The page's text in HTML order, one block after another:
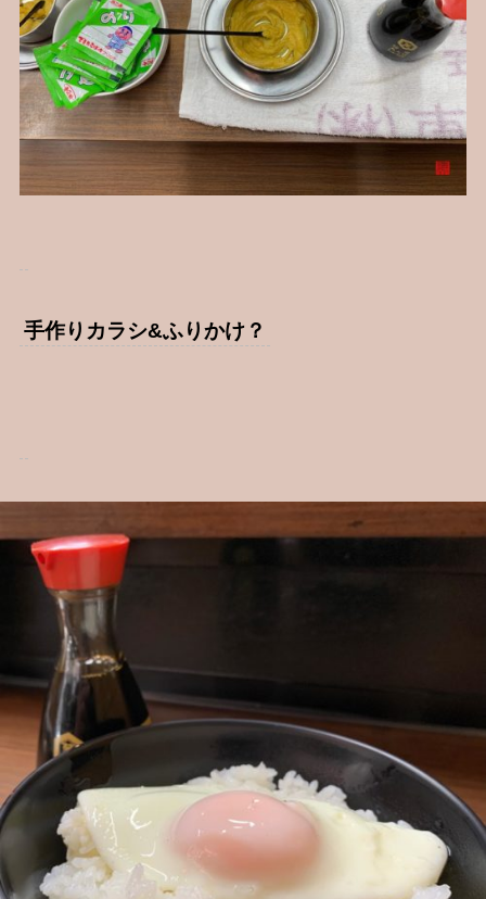
手作りカラシ&ふりかけ？